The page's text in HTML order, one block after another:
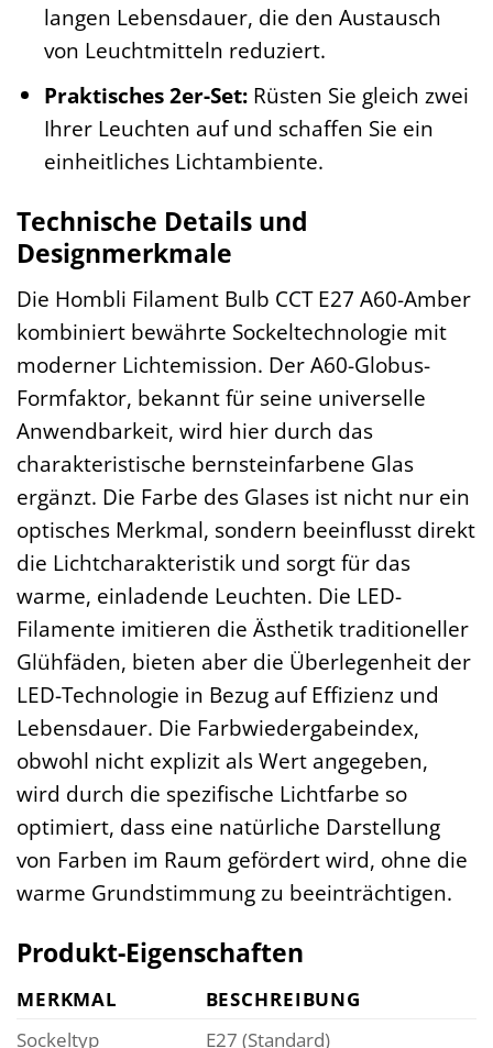
langen Lebensdauer, die den Austausch
von Leuchtmitteln reduziert.
Praktisches 2er-Set:Rüsten Sie gleich zwei
Ihrer Leuchten auf und schaffen Sie ein
einheitliches Lichtambiente.
Technische Details und
Designmerkmale
Die Hombli Filament Bulb CCT E27 A60-Amber
kombiniert bewährte Sockeltechnologie mit
moderner Lichtemission. Der A60-Globus-
Formfaktor, bekannt für seine universelle
Anwendbarkeit, wird hier durch das
charakteristische bernsteinfarbene Glas
ergänzt. Die Farbe des Glases ist nicht nur ein
optisches Merkmal, sondern beeinflusst direkt
die Lichtcharakteristik und sorgt für das
warme, einladende Leuchten. Die LED-
Filamente imitieren die Ästhetik traditioneller
Glühfäden, bieten aber die Überlegenheit der
LED-Technologie in Bezug auf Effizienz und
Lebensdauer. Die Farbwiedergabeindex,
obwohl nicht explizit als Wert angegeben,
wird durch die spezifische Lichtfarbe so
optimiert, dass eine natürliche Darstellung
von Farben im Raum gefördert wird, ohne die
warme Grundstimmung zu beeinträchtigen.
Produkt-Eigenschaften
MERKMAL
BESCHREIBUNG
Sockeltyp
E27 (Standard)